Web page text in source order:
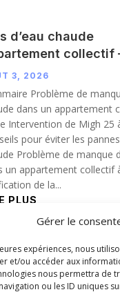
Gérer le
expériences, nous
et/ou accéder aux
nous permettra de
ou les ID uniques
d’eau chaude
collectif
3, 2026
Problème de
dans un appartement
Intervention de Migh 25
pour éviter les pannes
Problème de manque
un appartement collectif
de la...
PLUS